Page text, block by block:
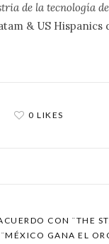
de la tecnología
& US Hispanics
0 LIKES
CON ¨THE
GANA EL